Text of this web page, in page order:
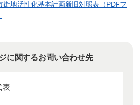
街地活性化基本計画新旧対照表（PDFフ
に関するお問い合わせ先
表